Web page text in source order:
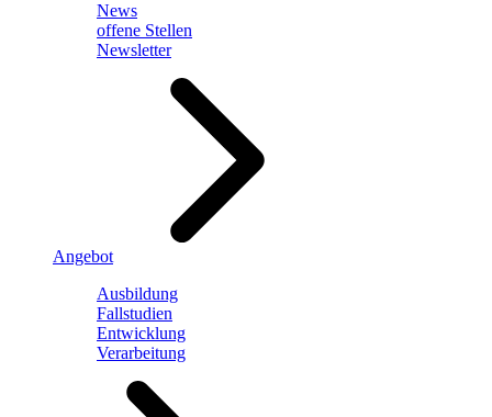
News
offene Stellen
Newsletter
Angebot
Ausbildung
Fallstudien
Entwicklung
Verarbeitung